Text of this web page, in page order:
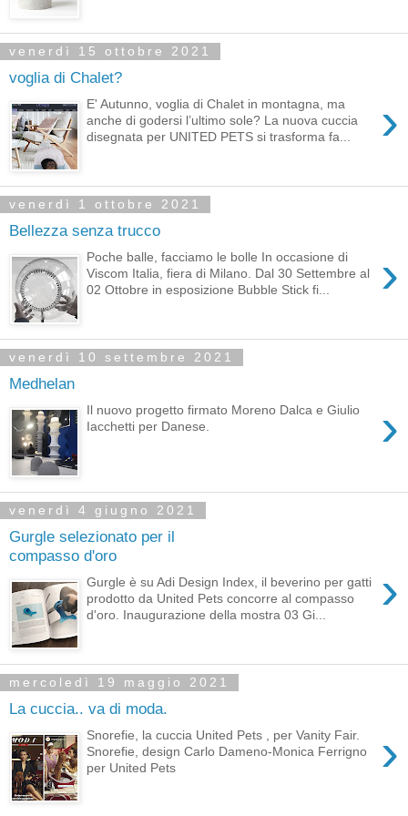
venerdì 15 ottobre 2021
voglia di Chalet?
›
E' Autunno, voglia di Chalet in montagna, ma
anche di godersi l’ultimo sole? La nuova cuccia
disegnata per UNITED PETS si trasforma fa...
venerdì 1 ottobre 2021
Bellezza senza trucco
›
Poche balle, facciamo le bolle In occasione di
Viscom Italia, fiera di Milano. Dal 30 Settembre al
02 Ottobre in esposizione Bubble Stick fi...
venerdì 10 settembre 2021
Medhelan
›
Il nuovo progetto firmato Moreno Dalca e Giulio
Iacchetti per Danese.
venerdì 4 giugno 2021
Gurgle selezionato per il
compasso d'oro
›
Gurgle è su Adi Design Index, il beverino per gatti
prodotto da United Pets concorre al compasso
d'oro. Inaugurazione della mostra 03 Gi...
mercoledì 19 maggio 2021
La cuccia.. va di moda.
›
Snorefie, la cuccia United Pets , per Vanity Fair.
Snorefie, design Carlo Dameno-Monica Ferrigno
per United Pets